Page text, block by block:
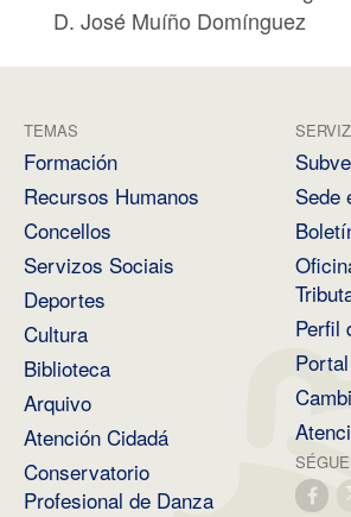
D. José Muíño Domínguez
TEMAS
Formación
Recursos Humanos
Concellos
Servizos Sociais
Deportes
Cultura
Biblioteca
Arquivo
Atención Cidadá
Conservatorio
Profesional de Danza
Sede
Perfil